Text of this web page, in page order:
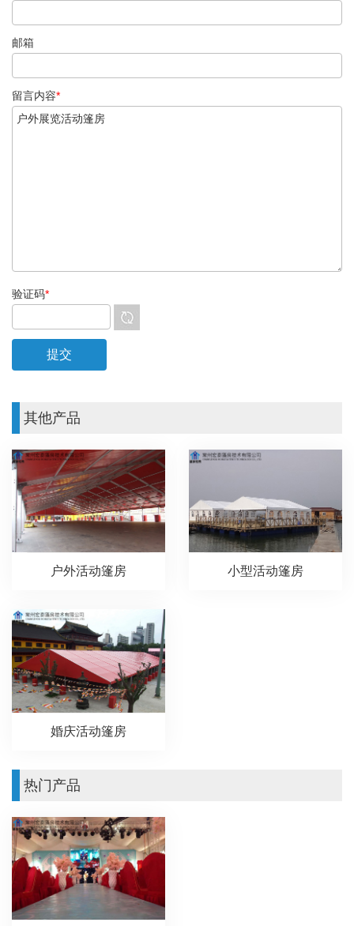
邮箱
留言内容*
验证码*
其他产品
户外活动篷房 小型活动篷房
婚庆活动篷房
热门产品